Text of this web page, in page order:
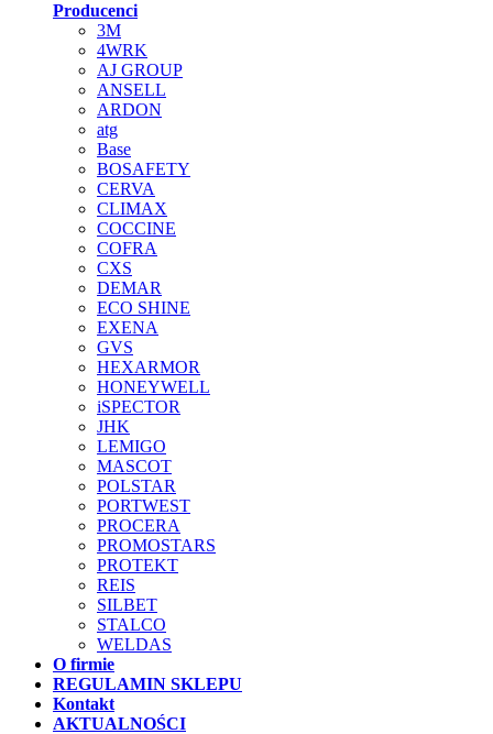
Producenci
3M
4WRK
AJ GROUP
ANSELL
ARDON
atg
Base
BOSAFETY
CERVA
CLIMAX
COCCINE
COFRA
CXS
DEMAR
ECO SHINE
EXENA
GVS
HEXARMOR
HONEYWELL
iSPECTOR
JHK
LEMIGO
MASCOT
POLSTAR
PORTWEST
PROCERA
PROMOSTARS
PROTEKT
REIS
SILBET
STALCO
WELDAS
O firmie
REGULAMIN SKLEPU
Kontakt
AKTUALNOŚCI